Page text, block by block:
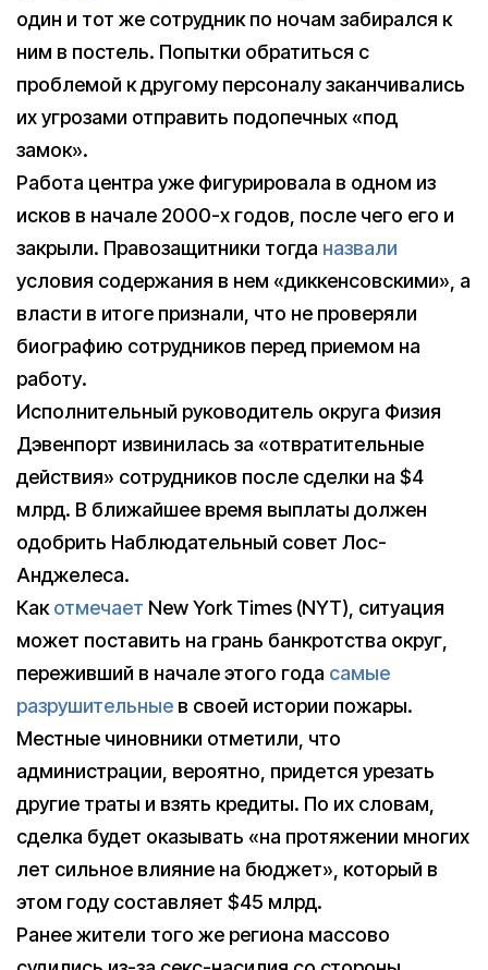
один и тот же сотрудник по ночам забирался к
ним в постель. Попытки обратиться с
проблемой к другому персоналу заканчивались
их угрозами отправить подопечных «под
замок».
Работа центра уже фигурировала в одном из
исков в начале 2000-х годов, после чего его и
закрыли. Правозащитники тогда назвали
условия содержания в нем «диккенсовскими», а
власти в итоге признали, что не проверяли
биографию сотрудников перед приемом на
работу.
Исполнительный руководитель округа Физия
Дэвенпорт извинилась за «отвратительные
действия» сотрудников после сделки на $4
млрд. В ближайшее время выплаты должен
одобрить Наблюдательный совет Лос-
Анджелеса.
Какотмечает New York Times (NYT), ситуация
может поставить на грань банкротства округ,
переживший в начале этого года самые
разрушительные в своей истории пожары.
Местные чиновники отметили, что
администрации, вероятно, придется урезать
другие траты и взять кредиты. По их словам,
сделка будет оказывать «на протяжении многих
лет сильное влияние на бюджет», который в
этом году составляет $45 млрд.
Ранее жители того же региона массово